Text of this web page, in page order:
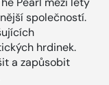
společností.
hrdinek.
a zapůsobit